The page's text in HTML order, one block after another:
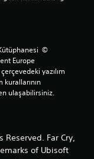
©
Europe
yazılım
kurallarının
ulaşabilirsiniz.
Far Cry,
of Ubisoft